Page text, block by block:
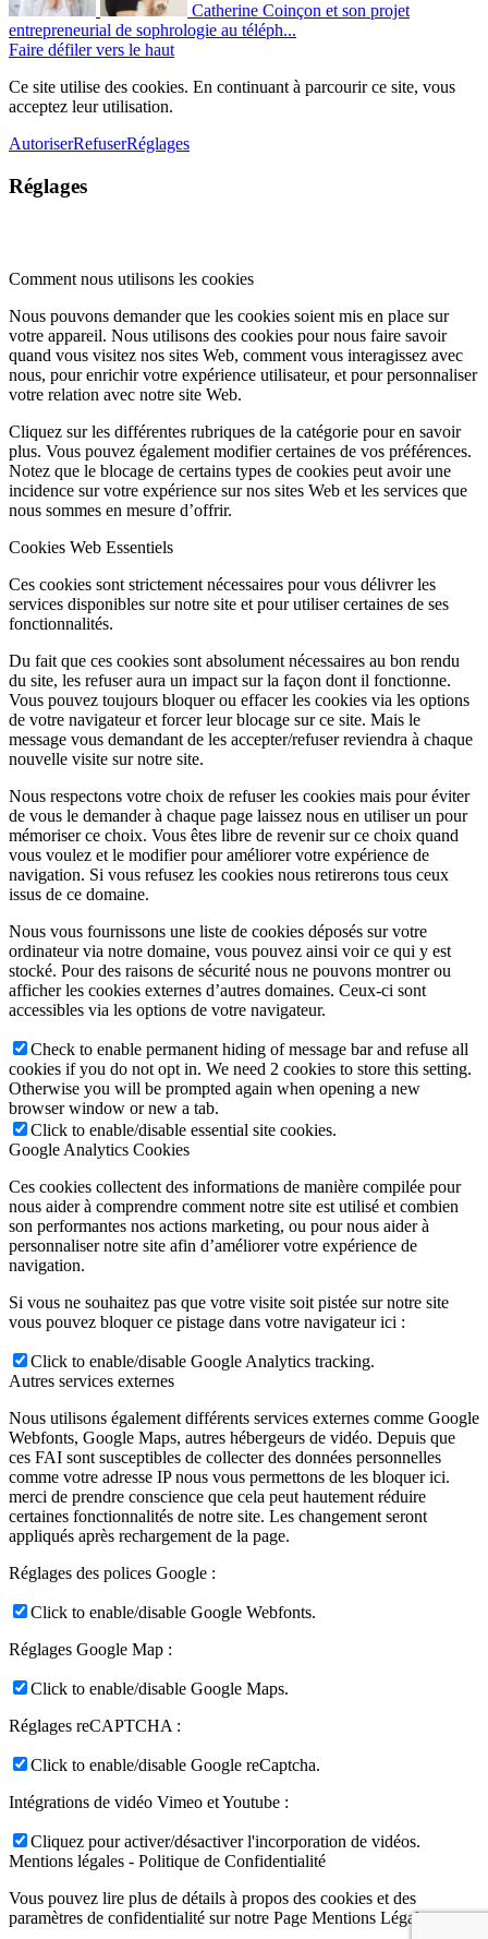
Catherine Coinçon et son projet
entrepreneurial de sophrologie au téléph...
Faire défiler vers le haut
Ce site utilise des cookies. En continuant à parcourir ce site, vous
acceptez leur utilisation.
AutoriserRefuserRéglages
Réglages
Comment nous utilisons les cookies
Nous pouvons demander que les cookies soient mis en place sur
votre appareil. Nous utilisons des cookies pour nous faire savoir
quand vous visitez nos sites Web, comment vous interagissez avec
nous, pour enrichir votre expérience utilisateur, et pour personnaliser
votre relation avec notre site Web.
Cliquez sur les différentes rubriques de la catégorie pour en savoir
plus. Vous pouvez également modifier certaines de vos préférences.
Notez que le blocage de certains types de cookies peut avoir une
incidence sur votre expérience sur nos sites Web et les services que
nous sommes en mesure d’offrir.
Cookies Web Essentiels
Ces cookies sont strictement nécessaires pour vous délivrer les
services disponibles sur notre site et pour utiliser certaines de ses
fonctionnalités.
Du fait que ces cookies sont absolument nécessaires au bon rendu
du site, les refuser aura un impact sur la façon dont il fonctionne.
Vous pouvez toujours bloquer ou effacer les cookies via les options
de votre navigateur et forcer leur blocage sur ce site. Mais le
message vous demandant de les accepter/refuser reviendra à chaque
nouvelle visite sur notre site.
Nous respectons votre choix de refuser les cookies mais pour éviter
de vous le demander à chaque page laissez nous en utiliser un pour
mémoriser ce choix. Vous êtes libre de revenir sur ce choix quand
vous voulez et le modifier pour améliorer votre expérience de
navigation. Si vous refusez les cookies nous retirerons tous ceux
issus de ce domaine.
Nous vous fournissons une liste de cookies déposés sur votre
ordinateur via notre domaine, vous pouvez ainsi voir ce qui y est
stocké. Pour des raisons de sécurité nous ne pouvons montrer ou
afficher les cookies externes d’autres domaines. Ceux-ci sont
accessibles via les options de votre navigateur.
Check to enable permanent hiding of message bar and refuse all
cookies if you do not opt in. We need 2 cookies to store this setting.
Otherwise you will be prompted again when opening a new
browser window or new a tab.
Click to enable/disable essential site cookies.
Google Analytics Cookies
Ces cookies collectent des informations de manière compilée pour
nous aider à comprendre comment notre site est utilisé et combien
son performantes nos actions marketing, ou pour nous aider à
personnaliser notre site afin d’améliorer votre expérience de
navigation.
Si vous ne souhaitez pas que votre visite soit pistée sur notre site
vous pouvez bloquer ce pistage dans votre navigateur ici :
Click to enable/disable Google Analytics tracking.
Autres services externes
Nous utilisons également différents services externes comme Google
Webfonts, Google Maps, autres hébergeurs de vidéo. Depuis que
ces FAI sont susceptibles de collecter des données personnelles
comme votre adresse IP nous vous permettons de les bloquer ici.
merci de prendre conscience que cela peut hautement réduire
certaines fonctionnalités de notre site. Les changement seront
appliqués après rechargement de la page.
Réglages des polices Google :
Click to enable/disable Google Webfonts.
Réglages Google Map :
Click to enable/disable Google Maps.
Réglages reCAPTCHA :
Click to enable/disable Google reCaptcha.
Intégrations de vidéo Vimeo et Youtube :
Cliquez pour activer/désactiver l'incorporation de vidéos.
Mentions légales - Politique de Confidentialité
Vous pouvez lire plus de détails à propos des cookies et des
paramètres de confidentialité sur notre Page Mentions Légales.